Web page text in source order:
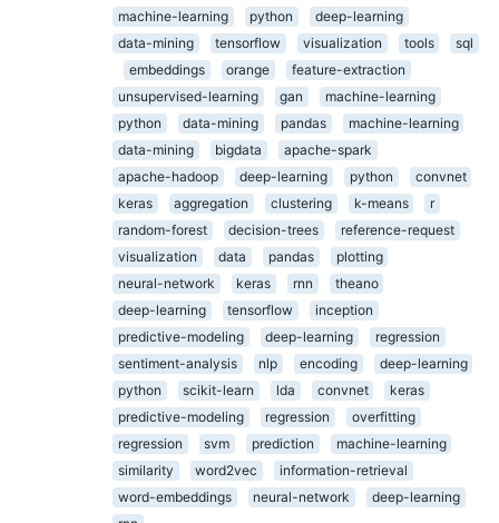
machine-learning
python
deep-learning
data-mining
tensorflow visualization tools
sql
embeddings
orange
feature-extraction
unsupervised-learning
gan
machine-learning
python
data-mining pandas
machine-learning
data-mining
bigdata
apache-spark
apache-hadoop
deep-learning python
convnet
keras
aggregation clustering k-means
r
random-forest
decision-trees
reference-request
visualization
data pandas
plotting
neural-network
keras rnn
theano
deep-learning
tensorflow
inception
predictive-modeling
deep-learning
regression
sentiment-analysis
nlp encoding
deep-learning
python
scikit-learn lda convnet
keras
predictive-modeling
regression
overfitting
regression
svm prediction
machine-learning
similarity
word2vec
information-retrieval
word-embeddings
neural-network
deep-learning